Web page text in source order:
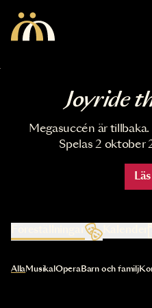
Joyride
Megasuccén är
Spelas 2 oktober
Kalender
Val av kategori uppdaterar
AllaMusikal OperaBarn och familj